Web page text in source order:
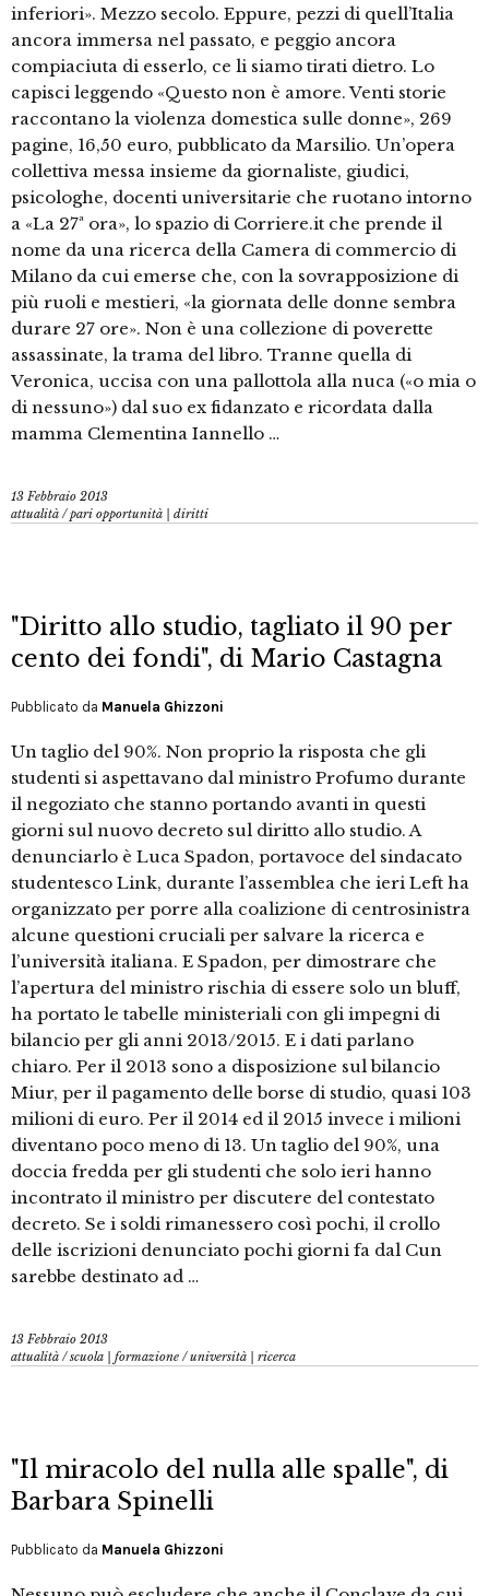
inferiori». Mezzo secolo. Eppure, pezzi di quell’Italia
ancora immersa nel passato, e peggio ancora
compiaciuta di esserlo, ce li siamo tirati dietro. Lo
capisci leggendo «Questo non è amore. Venti storie
raccontano la violenza domestica sulle donne», 269
pagine, 16,50 euro, pubblicato da Marsilio. Un’opera
collettiva messa insieme da giornaliste, giudici,
psicologhe, docenti universitarie che ruotano intorno
a «La 27ª ora», lo spazio di Corriere.it che prende il
nome da una ricerca della Camera di commercio di
Milano da cui emerse che, con la sovrapposizione di
più ruoli e mestieri, «la giornata delle donne sembra
durare 27 ore». Non è una collezione di poverette
assassinate, la trama del libro. Tranne quella di
Veronica, uccisa con una pallottola alla nuca («o mia o
di nessuno») dal suo ex fidanzato e ricordata dalla
mamma Clementina Iannello …
13 Febbraio 2013
attualità /pari opportunità | diritti
"Diritto allo studio, tagliato il 90 per
cento dei fondi", di Mario Castagna
Pubblicato da Manuela Ghizzoni
Un taglio del 90%. Non proprio la risposta che gli
studenti si aspettavano dal ministro Profumo durante
il negoziato che stanno portando avanti in questi
giorni sul nuovo decreto sul diritto allo studio. A
denunciarlo è Luca Spadon, portavoce del sindacato
studentesco Link, durante l’assemblea che ieri Left ha
organizzato per porre alla coalizione di centrosinistra
alcune questioni cruciali per salvare la ricerca e
l’università italiana. E Spadon, per dimostrare che
l’apertura del ministro rischia di essere solo un bluff,
ha portato le tabelle ministeriali con gli impegni di
bilancio per gli anni 2013/2015. E i dati parlano
chiaro. Per il 2013 sono a disposizione sul bilancio
Miur, per il pagamento delle borse di studio, quasi 103
milioni di euro. Per il 2014 ed il 2015 invece i milioni
diventano poco meno di 13. Un taglio del 90%, una
doccia fredda per gli studenti che solo ieri hanno
incontrato il ministro per discutere del contestato
decreto. Se i soldi rimanessero così pochi, il crollo
delle iscrizioni denunciato pochi giorni fa dal Cun
sarebbe destinato ad …
13 Febbraio 2013
attualità /scuola | formazione /università | ricerca
"Il miracolo del nulla alle spalle", di
Barbara Spinelli
Pubblicato da Manuela Ghizzoni